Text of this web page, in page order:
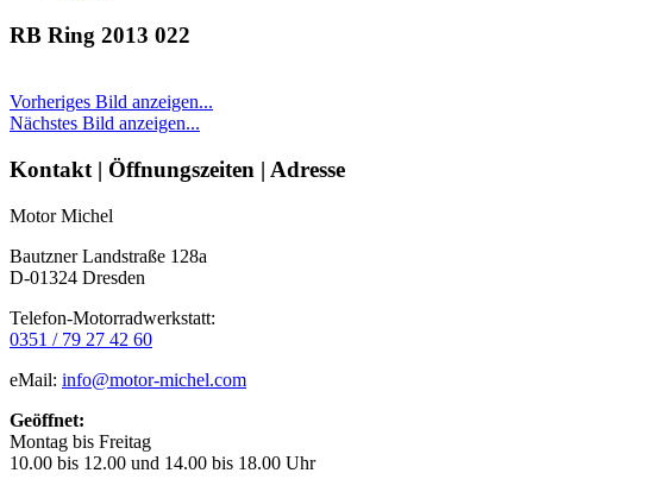
RB Ring 2013 022
Vorheriges Bild anzeigen...
Nächstes Bild anzeigen...
Seitenleiste
Kontakt | Öffnungszeiten | Adresse
Motor Michel
Bautzner Landstraße 128a
D-01324 Dresden
Telefon-Motorradwerkstatt:
0351 / 79 27 42 60
eMail: info@motor-michel.com
Geöffnet:
Montag bis Freitag
10.00 bis 12.00 und 14.00 bis 18.00 Uhr